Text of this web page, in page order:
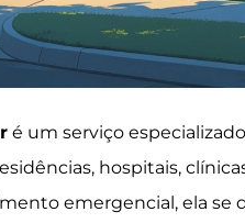
é um serviço
hospitais,
emergencial, ela se